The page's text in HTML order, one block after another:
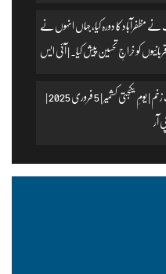
مظفرآباد کا دورہ کیا، جہاں انہوں نے
کو خراجِ تحسین پیش کیا۔ | آئی ایس
کشمیر ایک زخم | یومِ یکجہتی کشمیر | 5 فروری 2025 |
آر